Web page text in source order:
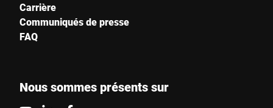
Carrière
Communiqués de presse
FAQ
Nous sommes présents sur